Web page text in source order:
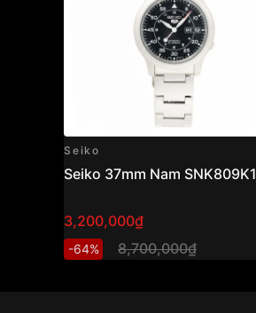
Seiko
Seiko 37mm Nam SNK809K1
3,200,000₫
-64% 8,700,000₫